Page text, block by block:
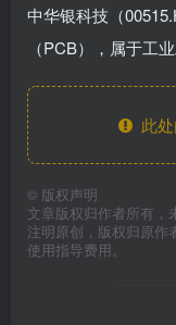
中华银科技（
（PCB），属于工
此处
© 版权声明
文章版权归作者所有，
注明原创，版权归原作
使用指导费用。